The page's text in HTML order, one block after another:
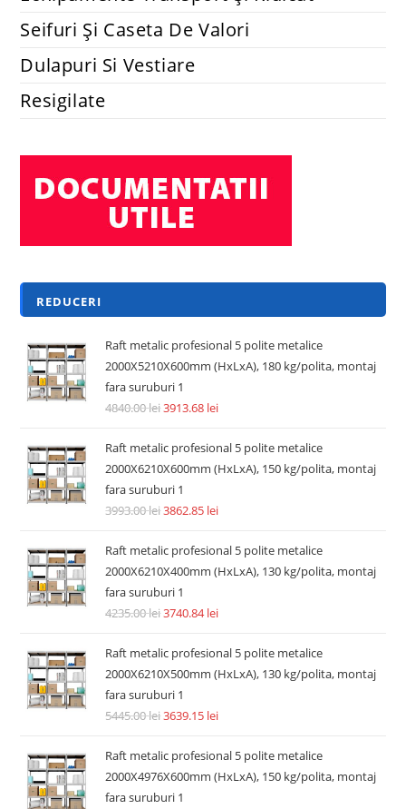
Seifuri Și Caseta De Valori
Dulapuri Si Vestiare
Resigilate
REDUCERI
Raft metalic profesional 5 polite metalice
2000X5210X600mm (HxLxA), 180 kg/polita, montaj
fara suruburi 1
4840.00lei3913.68 lei
Raft metalic profesional 5 polite metalice
2000X6210X600mm (HxLxA), 150 kg/polita, montaj
fara suruburi 1
3993.00lei3862.85 lei
Raft metalic profesional 5 polite metalice
2000X6210X400mm (HxLxA), 130 kg/polita, montaj
fara suruburi 1
4235.00lei3740.84lei
Raft metalic profesional 5 polite metalice
2000X6210X500mm (HxLxA), 130 kg/polita, montaj
fara suruburi 1
5445.00lei3639.15 lei
Raft metalic profesional 5 polite metalice
2000X4976X600mm (HxLxA), 150 kg/polita, montaj
fara suruburi 1